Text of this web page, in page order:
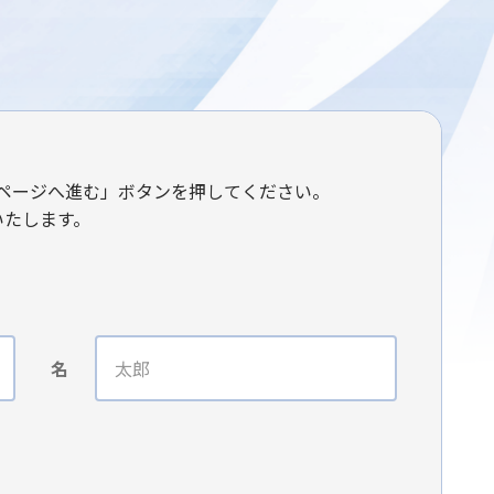
ジへ進む」ボタンを押してください。
します。
名